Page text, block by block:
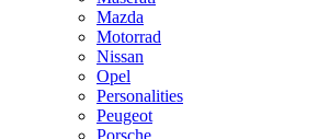
Mazda
Motorrad
Nissan
Opel
Personalities
Peugeot
Porsche